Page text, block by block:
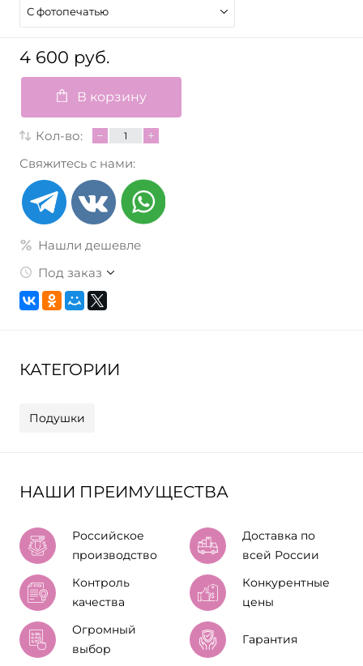
С фотопечатью
4 600 руб.
В корзину
Кол-во:
Свяжитесь с нами:
Нашли дешевле
Под заказ
КАТЕГОРИИ
Подушки
НАШИ ПРЕИМУЩЕСТВА
Российское
производство
Доставка по
всей России
Контроль
качества
Конкурентные
цены
Огромный
выбор
Гарантия